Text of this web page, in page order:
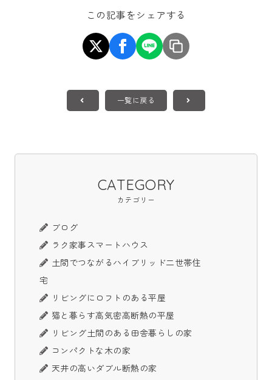
この記事をシェアする
一覧に戻る
CATEGORY
カテゴリー
ブログ
ラク家事スマートハウス
土間でつながるハイブリッド二世帯住
宅
リビングにロフトのある平屋
猫と暮らす高気密高断熱の平屋
リビング土間のある田舎暮らしの家
コンパクトな木の家
天井の高いダブル断熱の家